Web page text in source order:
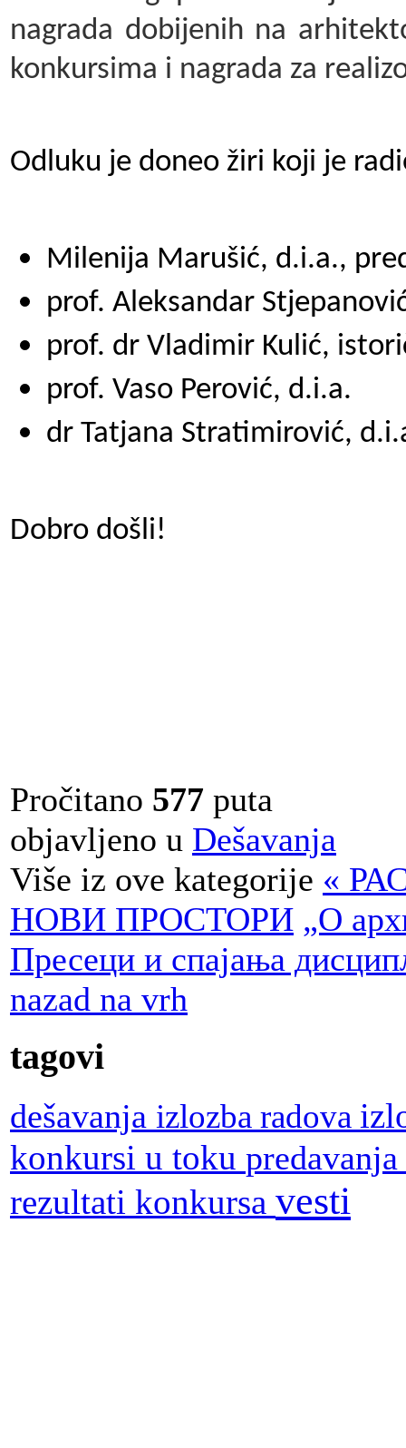
nagrada dobijenih na
konkursima i nagrada za
Odluku je doneo žiri koji je
Milenija Marušić, d.i.a.,
prof. Aleksandar
prof. dr Vladimir Kulić,
prof. Vaso Perović, d.i.a.
dr Tatjana Stratimirović,
Dobro došli!
Pročitano 577 puta
objavljeno u Dešavanja
Više iz ove kategorije «
НОВИ ПРОСТОРИ „О
Пресеци и спајања
nazad na vrh
tagovi
dešavanja izlozba radova
konkursi u toku predavanja
rezultati konkursa vesti